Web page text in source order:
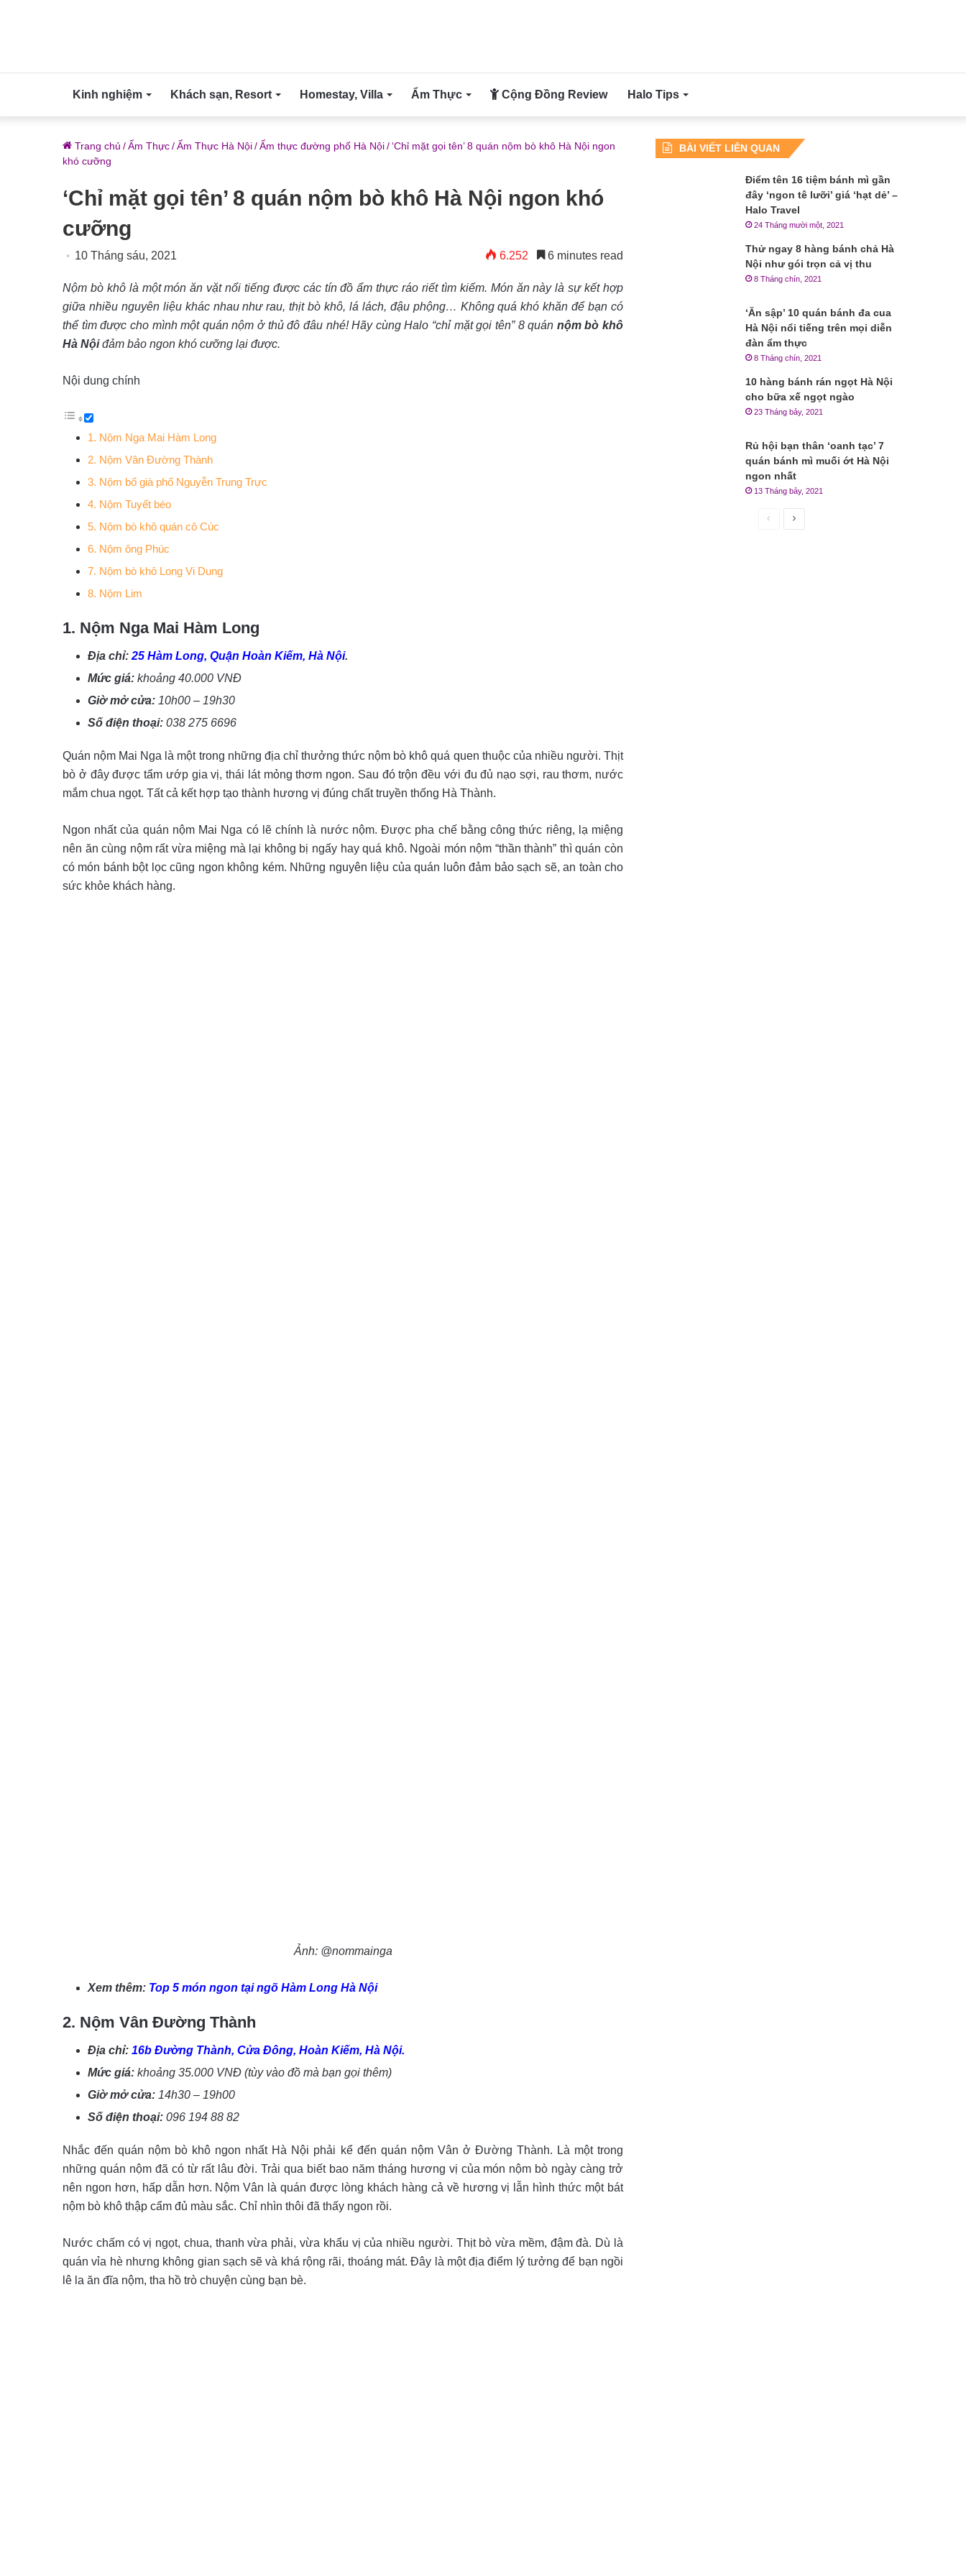
Kinh nghiệm Khách sạn, Resort Homestay, Villa Ẩm Thực Cộng Đồng Review Halo Tips
Trang chủ /Ẩm Thực/Ẩm Thực Hà Nội/Ẩm thực đường phố Hà Nội/‘Chỉ mặt gọi tên’ 8 quán nộm bò khô Hà Nội ngon
khó cưỡng
‘Chỉ mặt gọi tên’ 8 quán nộm bò khô Hà Nội ngon khó
cưỡng
10 Tháng sáu, 2021 6.252 6 minutes read
Nộm bò khô là một món ăn vặt nổi tiếng được các tín đồ ẩm thực ráo riết tìm kiếm. Món ăn này là sự kết hợp
giữa nhiều nguyên liệu khác nhau như rau, thịt bò khô, lá lách, đậu phộng… Không quá khó khăn để bạn có
thể tìm được cho mình một quán nộm ở thủ đô đâu nhé! Hãy cùng Halo “chỉ mặt gọi tên” 8 quán nộm bò khô
Hà Nộiđảm bảo ngon khó cưỡng lại được.
Nội dung chính
1. Nộm Nga Mai Hàm Long
2. Nộm Vân Đường Thành
3. Nộm bố già phố Nguyễn Trung Trực
4. Nộm Tuyết béo
5. Nộm bò khô quán cô Cúc
6. Nộm ông Phúc
7. Nộm bò khô Long Vi Dung
8. Nộm Lim
1. Nộm Nga Mai Hàm Long
Địa chỉ: 25 Hàm Long, Quận Hoàn Kiếm, Hà Nội.
Mức giá: khoảng 40.000 VNĐ
Giờ mở cửa: 10h00 – 19h30
Số điện thoại: 038 275 6696
Quán nộm Mai Nga là một trong những địa chỉ thưởng thức nộm bò khô quá quen thuộc của nhiều người. Thịt
bò ở đây được tẩm ướp gia vị, thái lát mỏng thơm ngon. Sau đó trộn đều với đu đủ nạo sợi, rau thơm, nước
mắm chua ngọt. Tất cả kết hợp tạo thành hương vị đúng chất truyền thống Hà Thành.
Ngon nhất của quán nộm Mai Nga có lẽ chính là nước nộm. Được pha chế bằng công thức riêng, lạ miệng
nên ăn cùng nộm rất vừa miệng mà lại không bị ngấy hay quá khô. Ngoài món nộm “thần thành” thì quán còn
có món bánh bột lọc cũng ngon không kém. Những nguyên liệu của quán luôn đảm bảo sạch sẽ, an toàn cho
sức khỏe khách hàng.
Ảnh: @nommainga
Xem thêm: Top 5 món ngon tại ngõ Hàm Long Hà Nội
2. Nộm Vân Đường Thành
Địa chỉ: 16b Đường Thành, Cửa Đông, Hoàn Kiếm, Hà Nội.
Mức giá: khoảng 35.000 VNĐ (tùy vào đồ mà bạn gọi thêm)
Giờ mở cửa: 14h30 – 19h00
Số điện thoại: 096 194 88 82
Nhắc đến quán nộm bò khô ngon nhất Hà Nội phải kể đến quán nộm Vân ở Đường Thành. Là một trong
những quán nộm đã có từ rất lâu đời. Trải qua biết bao năm tháng hương vị của món nộm bò ngày càng trở
nên ngon hơn, hấp dẫn hơn. Nộm Vân là quán được lòng khách hàng cả về hương vị lẫn hình thức một bát
nộm bò khô thập cẩm đủ màu sắc. Chỉ nhìn thôi đã thấy ngon rồi.
Nước chấm có vị ngọt, chua, thanh vừa phải, vừa khẩu vị của nhiều người. Thịt bò vừa mềm, đậm đà. Dù là
quán vỉa hè nhưng không gian sạch sẽ và khá rộng rãi, thoáng mát. Đây là một địa điểm lý tưởng để bạn ngồi
lê la ăn đĩa nộm, tha hồ trò chuyện cùng bạn bè.
BÀI VIẾT LIÊN QUAN
Điểm tên 16 tiệm bánh mì gần
đây ‘ngon tê lưỡi’ giá ‘hạt dẻ’ –
Halo Travel
24 Tháng mười một, 2021
Thử ngay 8 hàng bánh chả Hà
Nội như gói trọn cả vị thu
8 Tháng chín, 2021
‘Ăn sập’ 10 quán bánh đa cua
Hà Nội nổi tiếng trên mọi diễn
đàn ẩm thực
8 Tháng chín, 2021
10 hàng bánh rán ngọt Hà Nội
cho bữa xế ngọt ngào
23 Tháng bảy, 2021
Rủ hội bạn thân ‘oanh tạc’ 7
quán bánh mì muối ớt Hà Nội
ngon nhất
13 Tháng bảy, 2021
Trang